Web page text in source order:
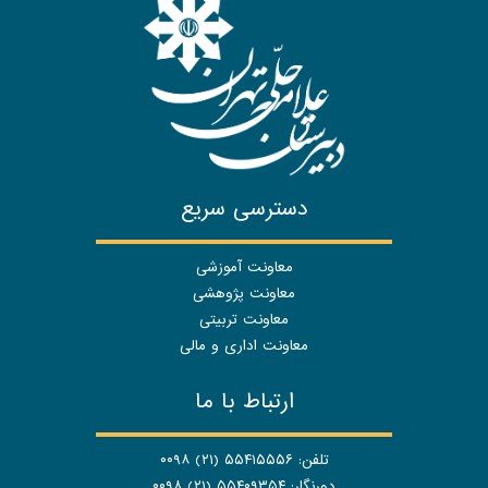
دسترسی سریع
معاونت آموزشی
معاونت پژوهشی
معاونت تربیتی
معاونت اداری و مالی
ارتباط با ما
تلفن: ۵۵۴۱۵۵۵۶ (۲۱) ۰۰۹۸